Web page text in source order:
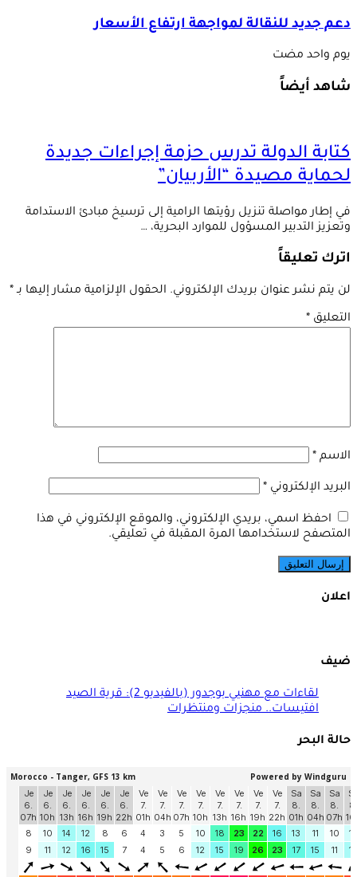
دعم جديد للنقالة لمواجهة ارتفاع الأسعار
‏يوم واحد مضت
شاهد أيضاً
كتابة الدولة تدرس حزمة إجراءات جديدة
لحماية مصيدة “الأربيان”
في إطار مواصلة تنزيل رؤيتها الرامية إلى ترسيخ مبادئ الاستدامة
وتعزيز التدبير المسؤول للموارد البحرية، …
اترك تعليقاً
لن يتم نشر عنوان بريدك الإلكتروني. الحقول الإلزامية مشار إليها بـ*
التعليق *
الاسم *
البريد الإلكتروني *
احفظ اسمي، بريدي الإلكتروني، والموقع الإلكتروني في هذا
المتصفح لاستخدامها المرة المقبلة في تعليقي.
اعلان
ضيف
لقاءات مع مهنيي بوجدور (بالفيديو 2): قرية الصيد
افتيسات.. منجزات ومنتظرات
حالة البحر